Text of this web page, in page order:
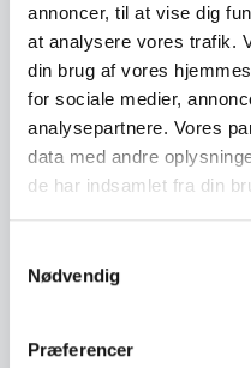
annoncer, til at vise dig
at analysere vores trafik.
din brug af vores
for sociale medier,
analysepartnere. Vores
data med andre
de har indsamlet fra din
Nødvendig
Præferencer